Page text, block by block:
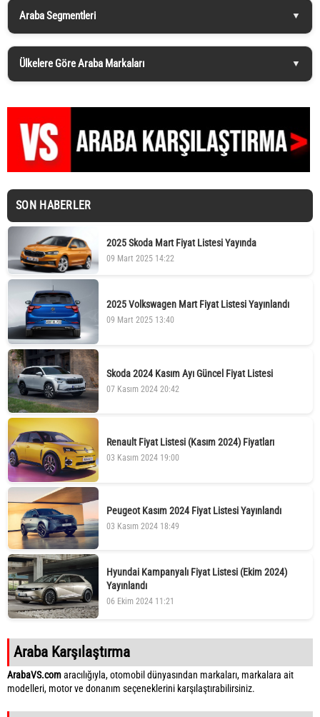
Araba Segmentleri
Ülkelere Göre Araba Markaları
SON HABERLER
2025 Skoda Mart Fiyat Listesi Yayında
09 Mart 2025 14:22
2025 Volkswagen Mart Fiyat Listesi Yayınlandı
09 Mart 2025 13:40
Skoda 2024 Kasım Ayı Güncel Fiyat Listesi
07 Kasım 2024 20:42
Renault Fiyat Listesi (Kasım 2024) Fiyatları
03 Kasım 2024 19:00
Peugeot Kasım 2024 Fiyat Listesi Yayınlandı
03 Kasım 2024 18:49
Hyundai Kampanyalı Fiyat Listesi (Ekim 2024)
Yayınlandı
06 Ekim 2024 11:21
Araba Karşılaştırma
ArabaVS.comaracılığıyla, otomobil dünyasından markaları, markalara ait
modelleri, motor ve donanım seçeneklerini karşılaştırabilirsiniz.